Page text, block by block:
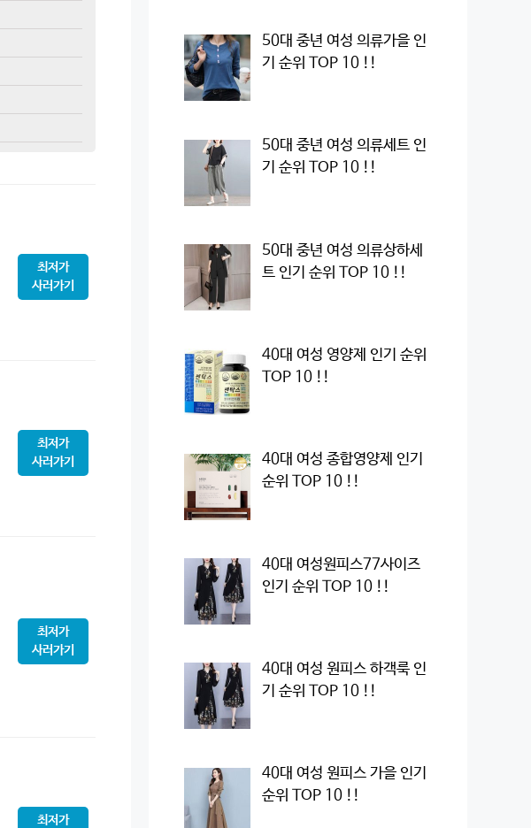
최저가
사러가기
최저가
사러가기
최저가
사러가기
최저가
50대 중년 여성 의류가을 인
기 순위 TOP 10 !!
50대 중년 여성 의류세트 인
기 순위 TOP 10 !!
50대 중년 여성 의류상하세
트 인기 순위 TOP 10 !!
40대 여성 영양제 인기 순위
TOP 10 !!
40대 여성 종합영양제 인기
순위 TOP 10 !!
40대 여성원피스77사이즈
인기 순위 TOP 10 !!
40대 여성 원피스 하객룩 인
기 순위 TOP 10 !!
40대 여성 원피스 가을 인기
순위 TOP 10 !!